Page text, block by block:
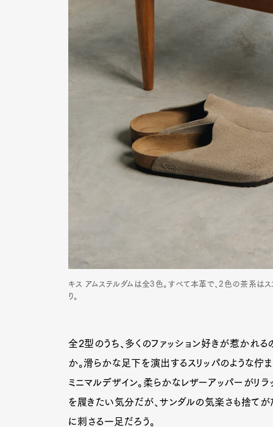
Pen
キス アムステルダムは全3色。すべて本革で、2色の茶系は
り。
全2型のうち、多くのファッション好きが惹かれる
か。滑らかな足下を演出するスリッパのような佇
ミニマルデザイン。柔らかなレザーアッパーがリ
を履きたい気分だが、サンダルの気楽さも捨てが
に刺さる一足だろう。